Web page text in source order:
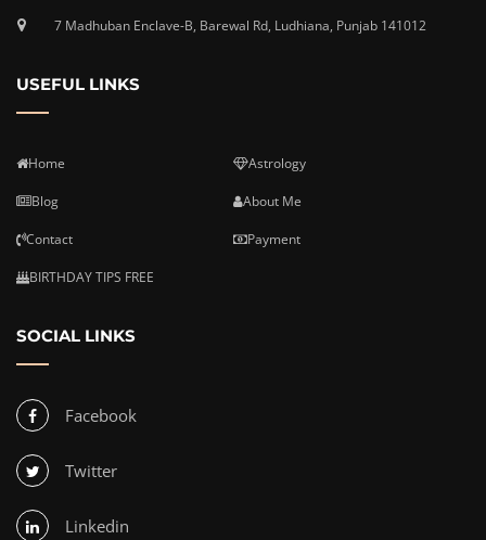
7 Madhuban Enclave-B, Barewal Rd, Ludhiana, Punjab 141012
USEFUL LINKS
Home Astrology
Blog About Me
Contact Payment
BIRTHDAY TIPS FREE
SOCIAL LINKS
Facebook
Twitter
Linkedin